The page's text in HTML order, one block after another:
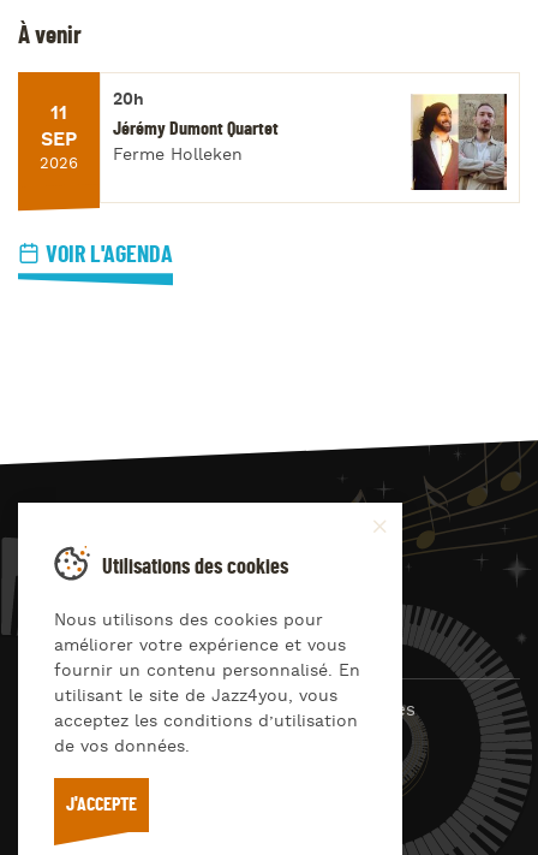
À venir
11
SEP
2026
20h
Jérémy Dumont Quartet
Ferme Holleken
VOIR L'AGENDA
JAZZ4
© Jazz4you 2019 – 2026 Tous droits réservés
Déclaration de confidentialité
RGPD & consentement
Conditions générales d’utilisation
Utilisations des cookies
Nous utilisons des cookies pour
améliorer votre expérience et vous
fournir un contenu personnalisé. En
utilisant le site de Jazz4you, vous
acceptez les conditions d’utilisation
de vos données.
J'ACCEPTE